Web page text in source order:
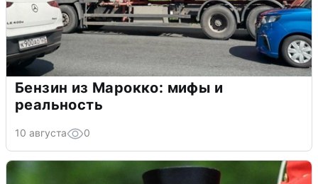
Бензин из Марокко: мифы и
реальность
10 августа 0